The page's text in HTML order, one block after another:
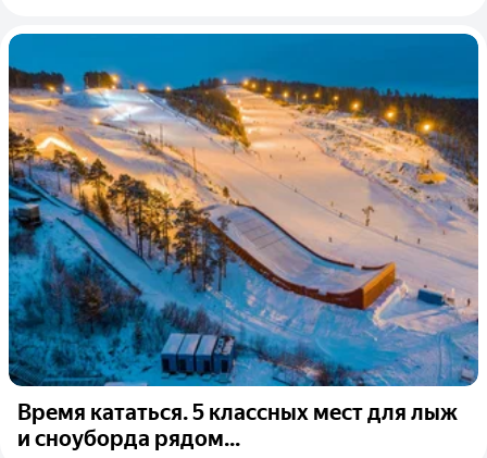
Время кататься. 5 классных мест для лыж
и сноуборда рядом...